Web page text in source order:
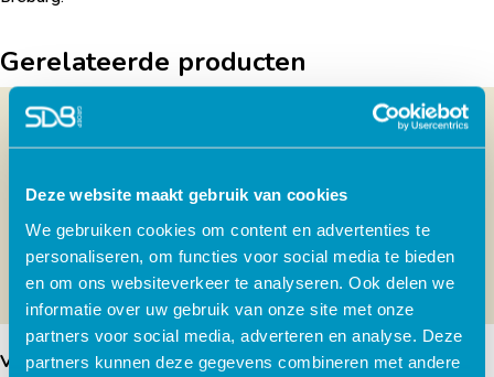
Deze website maakt gebruik van cookies
We gebruiken cookies om content en advertenties te
personaliseren, om functies voor social media te bieden
en om ons websiteverkeer te analyseren. Ook delen we
informatie over uw gebruik van onze site met onze
partners voor social media, adverteren en analyse. Deze
partners kunnen deze gegevens combineren met andere
Gerelateerde producten
Verander je gokgedrag Dappere Kat